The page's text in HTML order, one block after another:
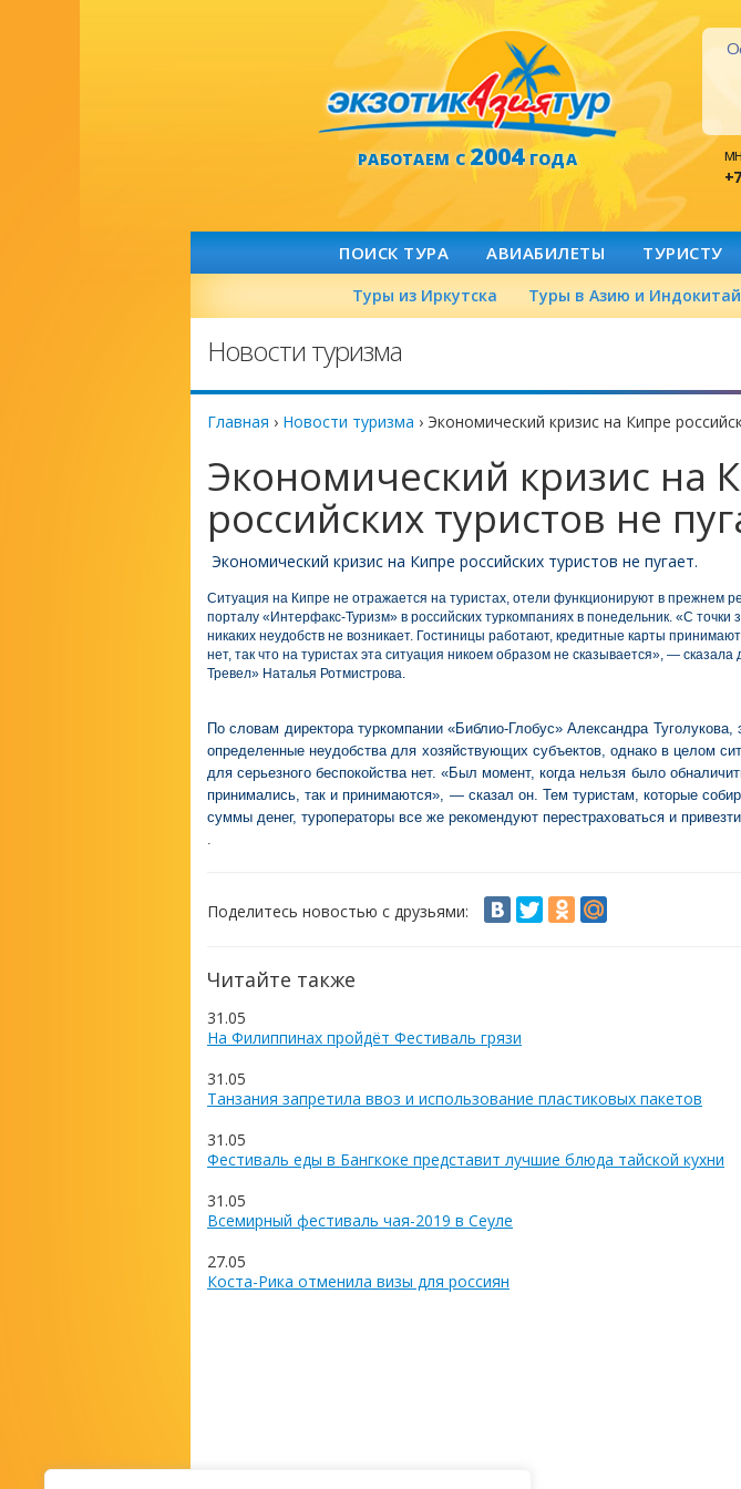
РАБОТАЕМ С2004ГОДА
ПОИСК ТУРА АВИАБИЛЕТЫ ТУРИСТУ
Туры из Иркутска Туры в Азию и Индокитай
Новости туризма
Главная › Новости туризма › Экономический кризис на Кипре
Экономический кризис на
российских туристов не
Экономический кризис на Кипре российских туристов не пугает.
Ситуация на Кипре не отражается на туристах, отели функционируют в прежнем
порталу «Интерфакс-Туризм» в российских туркомпаниях в понедельник. «С
никаких неудобств не возникает. Гостиницы работают, кредитные карты
нет, так что на туристах эта ситуация никоем образом не сказывается», — сказала
Тревел» Наталья Ротмистрова.
По словам директора туркомпании «Библио-Глобус» Александра Туголукова,
определенные неудобства для хозяйствующих субъектов, однако в целом
для серьезного беспокойства нет. «Был момент, когда нельзя было
принимались, так и принимаются», — сказал он. Тем туристам, которые
суммы денег, туроператоры все же рекомендуют перестраховаться и
.
Поделитесь новостью с друзьями:
Читайте также
31.05
На Филиппинах пройдёт Фестиваль грязи
31.05
Танзания запретила ввоз и использование пластиковых пакетов
31.05
Фестиваль еды в Бангкоке представит лучшие блюда тайской кухни
31.05
Всемирный фестиваль чая-2019 в Сеуле
27.05
Коста-Рика отменила визы для россиян